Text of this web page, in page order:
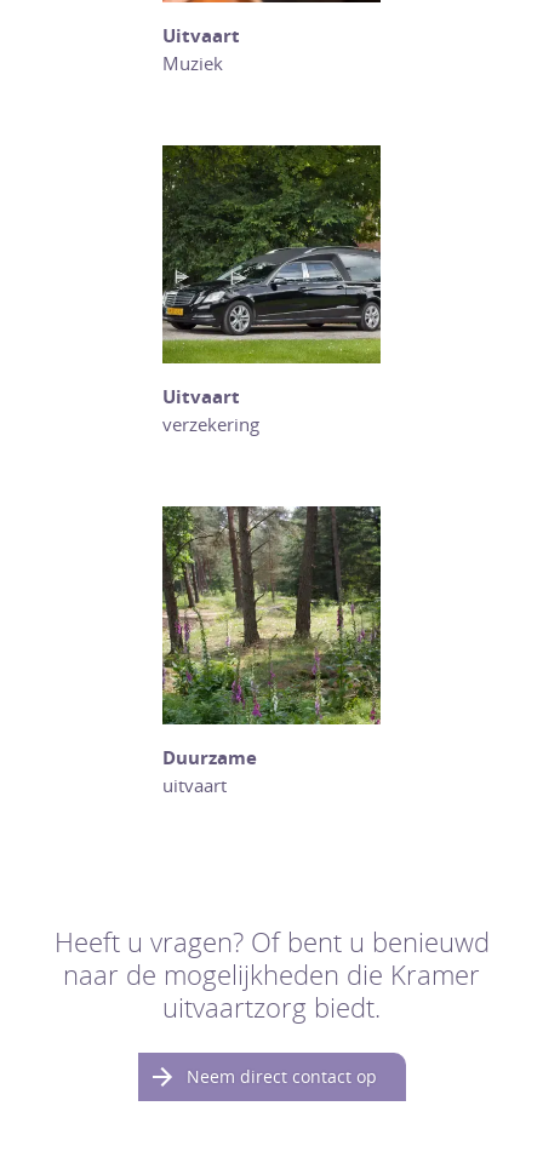
Uitvaart
Muziek
Uitvaart
verzekering
Duurzame
uitvaart
Heeft u vragen? Of bent u benieuwd
naar de mogelijkheden die Kramer
uitvaartzorg biedt.
Neem direct contact op